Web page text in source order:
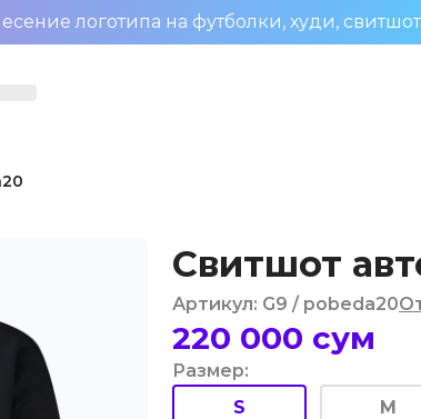
логотипа на футболки, худи,
Свитшот
Артикул: G9 / pobeda20
220 000 сум
Размер:
S
M